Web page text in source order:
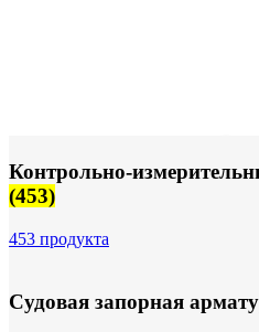
Контрольно-
(453)
453 продукта
Судовая запорная